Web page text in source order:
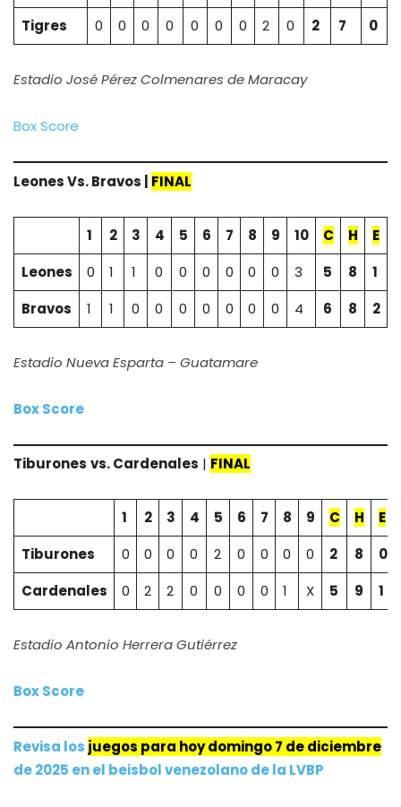
Tigres
0 0 0 0 0 0 0 2 0 2 7 0
Estadio José Pérez Colmenares de Maracay
Box Score
Leones Vs. Bravos | FINAL
1 2 3 4 5 6 7 8 9 10 C H
E
Leones
0 1 1 0 0 0 0 0 0 3 5 8
1
Bravos
1 1 0 0 0 0 0 0 0 4 6 8 2
Estadio Nueva Esparta – Guatamare
Box Score
Tiburones vs.Cardenales | FINAL
1 2 3 4 5 6 7 8 9 C H
E
Tiburones
0 0 0 0 2 0 0 0 0 2 8
0
Cardenales
0 2 2 0 0 0 0 1 X 5 9 1
Estadio Antonio Herrera Gutiérrez
Box Score
Revisa los juegos para hoy domingo 7 de diciembre
de 2025 enel beisbol venezolano de la LVBP